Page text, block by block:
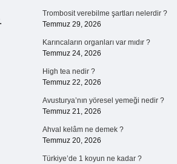
Trombosit verebilme şartları nelerdir ?
Temmuz 29, 2026
Karıncaların organları var mıdır ?
Temmuz 24, 2026
High tea nedir ?
Temmuz 22, 2026
Avusturya’nın yöresel yemeği nedir ?
Temmuz 21, 2026
Ahval kelâm ne demek ?
Temmuz 20, 2026
Türkiye’de 1 koyun ne kadar ?